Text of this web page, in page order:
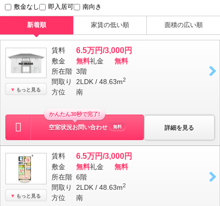
敷金なし 即入居可 南向き
新着順 家賃の低い順 面積の広い順
もっと見る
賃料 6.5万円/3,000円
敷金 無料礼金
無料
所在階 3階
間取り
2LDK / 48.63m2
方位 南
詳細を見る
かんたん30秒で完了!
空室状況お問い合わせ 無料
もっと見る
賃料 6.5万円/3,000円
敷金 無料礼金
無料
所在階 6階
間取り
2LDK / 48.63m2
方位 南